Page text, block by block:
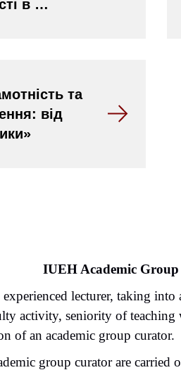
в …
та
від
IUEH Academic
lecturer, taking
activity, seniority of
of an academic group curator.
group curator are carried